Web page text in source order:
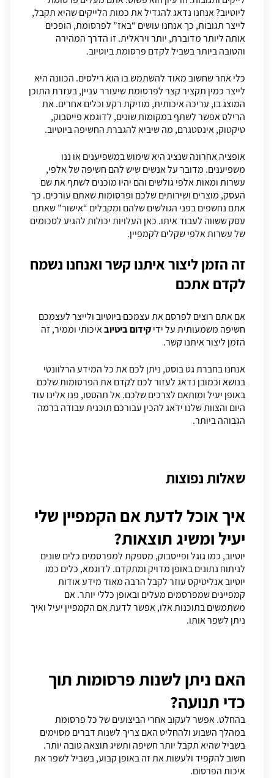
ליוטיוב? אנחנו נדאג להגדיל את כמות הלייקים שהיא תקבל,
לייצר תגובות, כך אנחנו עושים “באז” לפרסומת, הופכים
אותה ליותר מדוברת, יותר ויראלית. זו הדרך המהירה
והטובה ביותר בשביל לקדם פרסומת ביוטיוב.
כלי אחר שחשוב מאוד להשתמש בו הוא רילסים. הכוונה היא
לייצר כמין תקציר קצר לפרסומת שיעורר עניין, בעזרת התוכן
המוצג בו, עריכה איכותית, מוזיקת רקע וכלים אחרים. את
הרילס אפשר לשתף במקומות שונים, לדוגמא פייסבוק,
טיקטוק, אינסטגרם, מה שיביא להגברת החשיפה ביוטיוב.
אופציה אחרונה שנציג היא שימוש במשפיענים או ננו
משפיענים. מדובר על אנשים שיש להם חשיפה של אלפי,
עשרות ומאות אלפי גולשים והם יהיו מוכנים לשתף את שם
העסק, מוצרים ושירותים שלכם ופרסומות שאתם עורכים. כך
אתם נחשפים בפני הגולשים שלהם ומקבלים “אישור” שאתם
עסק ששווה לעבוד איתו. כאן העלויות יכולות להגיע לסכומים
של עשרות אלפי שקלים לקמפיין.
זה הזמן ליצור איתנו קשר ואנחנו נשמח
לקדם אתכם
אם אתם רוצים לפרסם את עצמכם ביוטיוב ולייצר לעצמכם
חשיפה משמעותית על ידיקידום ביטיובאיכותי וממיר, זה
הזמן ליצור איתנו קשר.
אנחנו בחברת גט בוסט, ניתן לכם את כל המידע הרלוונטי
בנושא וכמובן נדאג לעזור לכם לקדם את הפרסומות שלכם
באופן יעיל ומותאם לצרכים שלכם. אל תהססו, פנו אלינו עוד
היום והצוות שלנו ידאג להכין עבורכם תוכנית עבודה ברמה
הגבוהה ביותר.
שאלות נפוצות
איך אוכל לדעת אם הקמפיין שלי
יעיל ומשיג תוצאות?
יוטיוב, כמו גוגל ופייסבוק, מספקת למפרסמים כלים שונים
לניתוח נתונים באופן מדויק ומתקדם. לדוגמא, כלים כמו
יוטיוב אנליטיקס עוזר לקבל הרבה מאוד מידע אודות
קמפיינים שמפרסמים מעלים ובאופן כללי יותר. אם
משתמשים בתוכנות אלו, אפשר לדעת אם הקמפיין יעיל ואיך
ניתן לשפר אותו.
האם ניתן לשנות פרסומות תוך
כדי תנועה?
בהחלט. אפשר לעקוב אחרי הביצועים של כל פרסומת
במהלך השבוע ולהחליט האם צריך לשנות דברים מסוימים
בשביל שהיא תקבל יותר חשיפה ותשיג תוצאה טובה יותר.
חשוב להקפיד ולעשות את זה באופן קבוע, בשביל לשפר את
איכות הפרסום.